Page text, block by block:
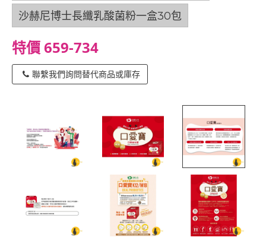
沙赫尼博士長纖乳酸菌粉一盒30包
特價 659-734
聯繫我們詢問替代商品或庫存